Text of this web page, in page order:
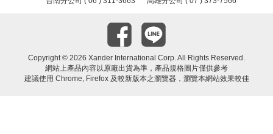
Copyright © 2026 Xander International Corp. All Rights Reserved.
網站上產品內容以原廠出貨為準，產品規格圖片僅供參考
建議使用 Chrome, Firefox 及較新版本之瀏覽器，瀏覽本網站效果較佳